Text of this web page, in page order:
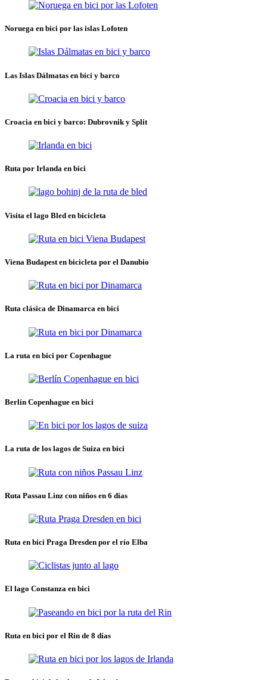
Noruega en bici por las islas Lofoten
Las Islas Dálmatas en bici y barco
Croacia en bici y barco: Dubrovnik y Split
Ruta por Irlanda en bici
Visita el lago Bled en bicicleta
Viena Budapest en bicicleta por el Danubio
Ruta clásica de Dinamarca en bici
La ruta en bici por Copenhague
Berlín Copenhague en bici
La ruta de los lagos de Suiza en bici
Ruta Passau Linz con niños en 6 días
Ruta en bici Praga Dresden por el río Elba
El lago Constanza en bici
Ruta en bici por el Rin de 8 días